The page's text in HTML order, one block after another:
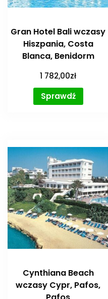
Gran Hotel Bali wczasy
Hiszpania, Costa
Blanca, Benidorm
1 782,00zł
Sprawdź
Cynthiana Beach
wczasy Cypr, Pafos,